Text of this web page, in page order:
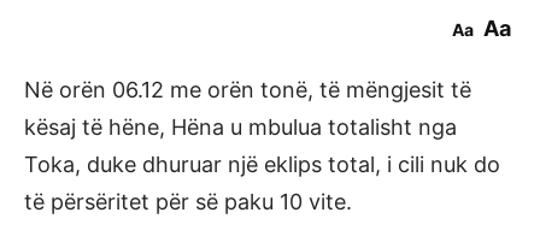
Aa Aa
Në orën 06.12 me orën tonë, të mëngjesit të
kësaj të hëne, Hëna u mbulua totalisht nga
Toka, duke dhuruar një eklips total, i cili nuk do
të përsëritet për së paku 10 vite.